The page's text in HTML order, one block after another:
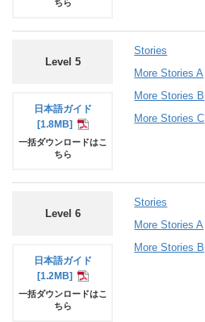
ちら
Level 5
日本語ガイド
[1.8MB]
一括ダウンロードはこ
ちら
Stories
More Stories A
More Stories B
More Stories C
Level 6
日本語ガイド
[1.2MB]
一括ダウンロードはこ
ちら
Stories
More Stories A
More Stories B